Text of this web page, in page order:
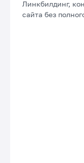
Линкбилдинг,
сайта без